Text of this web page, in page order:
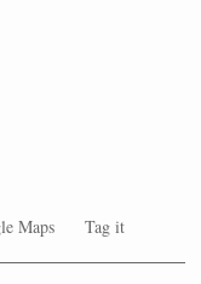
Maps Tag it